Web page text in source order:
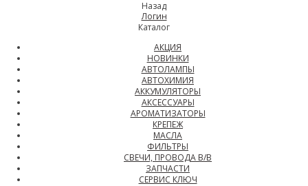
Назад
Логин
Каталог
АКЦИЯ
НОВИНКИ
АВТОЛАМПЫ
АВТОХИМИЯ
АККУМУЛЯТОРЫ
АКСЕССУАРЫ
АРОМАТИЗАТОРЫ
КРЕПЕЖ
МАСЛА
ФИЛЬТРЫ
СВЕЧИ, ПРОВОДА В/В
ЗАПЧАСТИ
СЕРВИС КЛЮЧ